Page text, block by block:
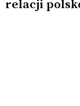
relacji